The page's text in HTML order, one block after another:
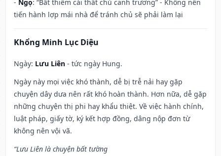
- Ngọ: “Bất thiêm cái thất chủ canh trương” - Không nên
tiến hành lợp mái nhà để tránh chủ sẽ phải làm lại
Khổng Minh Lục Diệu
Ngày: Lưu Liên - tức ngày Hung.
Ngày này mọi việc khó thành, dễ bị trễ nải hay gặp
chuyện dây dưa nên rất khó hoàn thành. Hơn nữa, dễ gặp
những chuyện thị phi hay khẩu thiệt. Về việc hành chính,
luật pháp, giấy tờ, ký kết hợp đồng, dâng nộp đơn từ
không nên vội vã.
“Lưu Liên là chuyện bất tường